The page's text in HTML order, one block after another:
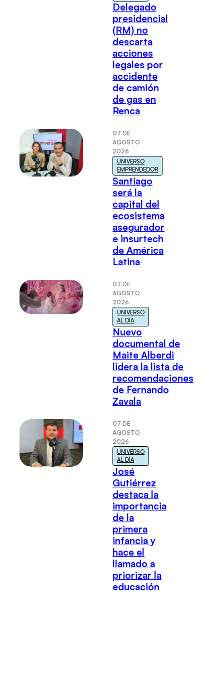
Delegado
presidencial
(RM) no
descarta
acciones
legales por
accidente
de camión
de gas en
Renca
07 DE
AGOSTO
2026
UNIVERSO
EMPRENDEDOR
Santiago
será la
capital del
ecosistema
asegurador
e insurtech
de América
Latina
07 DE
AGOSTO
2026
UNIVERSO
AL DÍA
Nuevo
documental de
Maite Alberdi
lidera la lista de
recomendaciones
de Fernando
Zavala
07 DE
AGOSTO
2026
UNIVERSO
AL DÍA
José
Gutiérrez
destaca la
importancia
de la
primera
infancia y
hace el
llamado a
priorizar la
educación